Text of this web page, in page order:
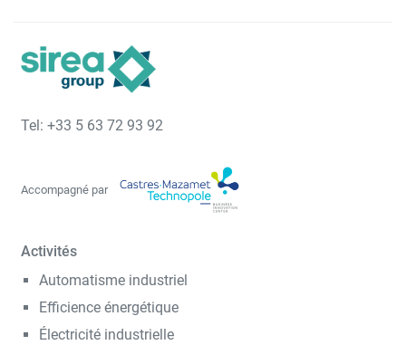
Tel: +33 5 63 72 93 92
Accompagné par
Activités
Automatisme industriel
Efficience énergétique
Électricité industrielle